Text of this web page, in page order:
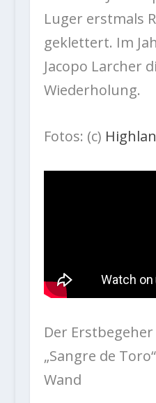
Luger erstmals
geklettert. Im
Jacopo Larcher
Wiederholung.
Fotos: (c)
Der
„Sangre de
Wand